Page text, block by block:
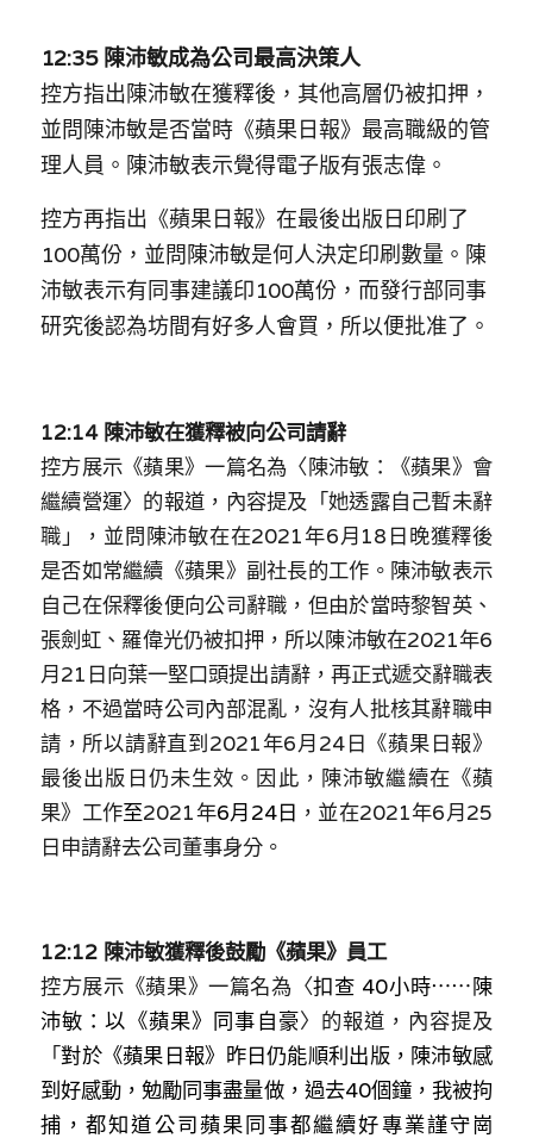
12:35 陳沛敏成為公司最高決策人
控方指出陳沛敏在獲釋後，其他高層仍被扣押，
並問陳沛敏是否當時《蘋果日報》最高職級的管
理人員。陳沛敏表示覺得電子版有張志偉。
控方再指出《蘋果日報》在最後出版日印刷了
100萬份，並問陳沛敏是何人決定印刷數量。陳
沛敏表示有同事建議印100萬份，而發行部同事
研究後認為坊間有好多人會買，所以便批准了。
12:14 陳沛敏在獲釋被向公司請辭
控方展示《蘋果》一篇名為〈陳沛敏：《蘋果》會
繼續營運〉的報道，內容提及「她透露自己暫未辭
職 」， 並問陳沛敏在在2021年6月18日晚獲釋後
是否如常繼續《蘋果》副社長的工作。 陳沛敏表示
自己在保釋後便向公司辭職， 但由於當時黎智英、
張劍虹、羅偉光仍被扣押，所以陳沛敏在2021年6
月21日向葉一堅口頭提出請辭，再正式遞交辭職表
格， 不過當時公司內部混亂，沒有人批核其辭職申
請，所以請辭直到2021年6月24日《蘋果日報》
最後出版日仍未生效。因此， 陳沛敏繼續在 《蘋
果》 工作至2021年6月24日 ，並在2021年6月25
日申請辭去公司董事身分 。
12:12 陳沛敏獲釋後鼓勵《蘋果》員工
控方展示《蘋果》一篇名為〈扣查 40小時⋯⋯陳
沛敏：以《蘋果》同事自豪〉的報道，內容提及
「對於《蘋果日報》昨日仍能順利出版，陳沛敏感
到好感動，勉勵同事盡量做，過去40個鐘，我被拘
捕，都知道公司蘋果同事都繼續好專業謹守崗